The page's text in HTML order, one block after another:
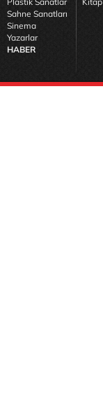
Sahne Sanatları
Sinema
Yazarlar
HABER